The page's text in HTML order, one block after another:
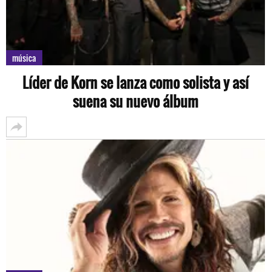
música
Líder de Korn se lanza como solista y así
suena su nuevo álbum